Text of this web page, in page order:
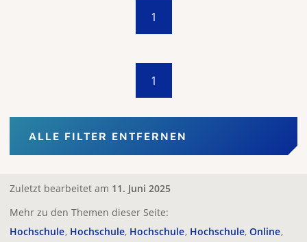
1
1
ALLE FILTER ENTFERNEN
Zuletzt bearbeitet am 11. Juni 2025
Mehr zu den Themen dieser Seite:
Hochschule Hochschule Hochschule Hochschule Online